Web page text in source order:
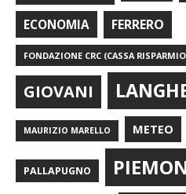
ECONOMIA FERRERO
FONDAZIONE CRC (CASSA
GIOVANI
MAURIZIO MARELLO METEO
PALLAPUGNO